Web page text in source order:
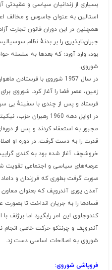
بسیاری از زندانیان سیاسی و عقیدتی
استالین به عنوان جاسوس و مخالف
همچنین در این دوران قانون تجارت
جبران‌ناپذیری را بر بدنهٔ نظام
بود، وارد آورد؛ که بعدها به سلسله
شوروی.
زمین، عصر فضا را آغاز کرد. شوروی برای
فرستاد و پس از چندی با سفینهٔ بی
در اوایل دهه 1960
مجبور به استعفاء کردند و پس از
قدرت را به دست گرفت. در دوره او
خروشچف آغاز شده بود به کندی
عرصه‌های سیاسی و اجتماعی تقویت
صورت گرفت بطوری که فرزندان و
آمدن یوری آندروپف که بعنوان معاون
فسادها را به جریان انداخت تا
کندوجلوی این امر رابگیرد اما برژنف
آندروپف و چرننکو حرکت خاصی انجام
شوروی به اصلاحات اساسی دست زد.
فروپاشی شوروی: